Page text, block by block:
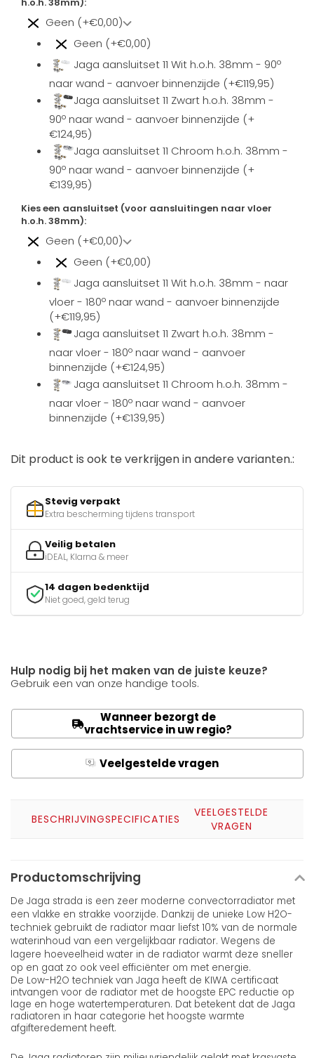
Geen (+€0,00)
Geen (+€0,00)
Jaga aansluitset 11 Wit h.o.h. 38mm - 90º
naar wand - aanvoer binnenzijde (+€119,95)
Jaga aansluitset 11 Zwart h.o.h. 38mm -
90º naar wand - aanvoer binnenzijde (+
€124,95)
Jaga aansluitset 11 Chroom h.o.h. 38mm -
90º naar wand - aanvoer binnenzijde (+
€139,95)
Kies een aansluitset (voor aansluitingen naar vloer
h.o.h. 38mm):
Geen (+€0,00)
Geen (+€0,00)
Jaga aansluitset 11 Wit h.o.h. 38mm - naar
vloer - 180º naar wand - aanvoer binnenzijde
(+€119,95)
Jaga aansluitset 11 Zwart h.o.h. 38mm -
naar vloer - 180º naar wand - aanvoer
binnenzijde (+€124,95)
Jaga aansluitset 11 Chroom h.o.h. 38mm -
naar vloer - 180º naar wand - aanvoer
binnenzijde (+€139,95)
Dit product is ook te verkrijgen in andere varianten.:
Stevig verpakt
Extra bescherming tijdens transport
Veilig betalen
iDEAL, Klarna & meer
14 dagen bedenktijd
Niet goed, geld terug
Hulp nodig bij het maken van de juiste keuze?
Gebruik een van onze handige tools.
Wanneer bezorgt de
vrachtservice in uw regio?
Q Veelgestelde vragen
BESCHRIJVINGSPECIFICATIES
VEELGESTELDE
VRAGEN
Productomschrijving
De Jaga strada is een zeer moderne convectorradiator met
een vlakke en strakke voorzijde. Dankzij de unieke Low H2O-
techniek gebruikt de radiator maar liefst 10% van de normale
waterinhoud van een vergelijkbaar radiator. Wegens de
lagere hoeveelheid water in de radiator warmt deze sneller
op en gaat zo ook veel efficiënter om met energie.
De Low-H2O techniek van Jaga heeft de KIWA certificaat
intvangen voor de radiator met de hoogste EPC reductie op
lage en hoge watertemperaturen. Dat betekent dat de Jaga
radiatoren in haar categorie het hoogste warmte
afgifteredement heeft.